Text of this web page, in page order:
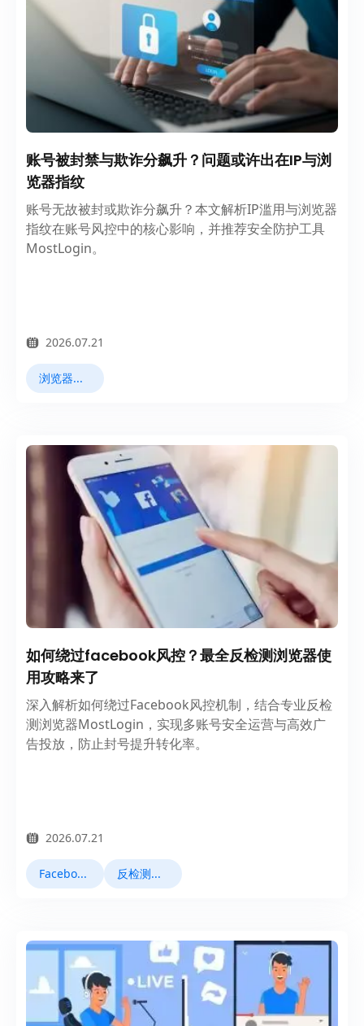
账号被封禁与欺诈分飙升？问题或许出在IP与浏
览器指纹
账号无故被封或欺诈分飙升？本文解析IP滥用与浏览器
指纹在账号风控中的核心影响，并推荐安全防护工具
MostLogin。
2026.07.21
浏览器指纹
如何绕过facebook风控？最全反检测浏览器使
用攻略来了
深入解析如何绕过Facebook风控机制，结合专业反检
测浏览器MostLogin，实现多账号安全运营与高效广
告投放，防止封号提升转化率。
2026.07.21
Facebook运营 反检测浏览器